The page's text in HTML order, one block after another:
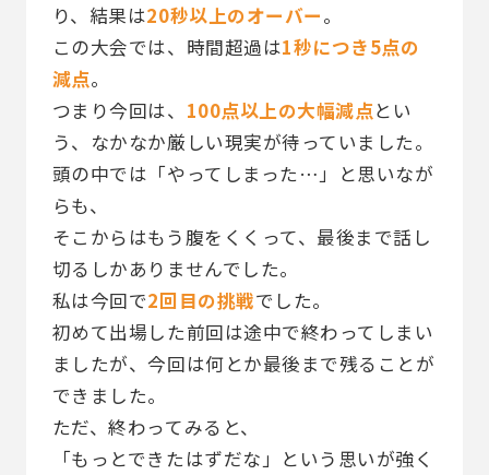
り、結果は20秒以上のオーバー。
この大会では、時間超過は1秒につき5点の
減点。
つまり今回は、 100点以上の大幅減点とい
う、なかなか厳しい現実が待っていました。
頭の中では「やってしまった…」と思いなが
らも、
そこからはもう腹をくくって、最後まで話し
切るしかありませんでした。
私は今回で2回目の挑戦でした。
初めて出場した前回は途中で終わってしまい
ましたが、今回は何とか最後まで残ることが
できました。
ただ、終わってみると、
「もっとできたはずだな」という思いが強く